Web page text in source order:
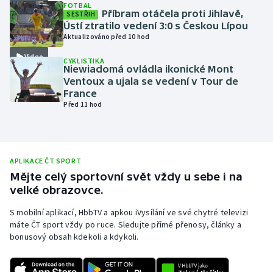
Olympijské hry
Parasport
Plavání
Plážový volejbal
Short track
Sportovní střelba
Video
FOTBAL
SESTŘIH
Příbram otáčela proti Jihlavě,
Ústí ztratilo vedení 3:0 s Českou Lípou
Aktualizováno před 10 hod
CYKLISTIKA
Niewiadomá ovládla ikonické Mont
Ventoux a ujala se vedení v Tour de
France
Před 11 hod
APLIKACE ČT SPORT
Mějte celý sportovní svět vždy u sebe i na
velké obrazovce.
S mobilní aplikací, HbbTV a apkou iVysílání ve své chytré televizi
máte ČT sport vždy po ruce. Sledujte přímé přenosy, články a
bonusový obsah kdekoli a kdykoli.